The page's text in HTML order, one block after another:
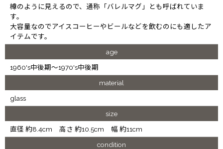
樽のように見えるので、通称「バレルマグ」とも呼ばれていま
す。
大容量なのでアイスコーヒーやビールなどを飲むのにも適したア
イテムです。
age
1960's中後期～1970's中後期
material
glass
size
直径 約8.4cm 高さ 約10.5cm 幅 約11cm
condition